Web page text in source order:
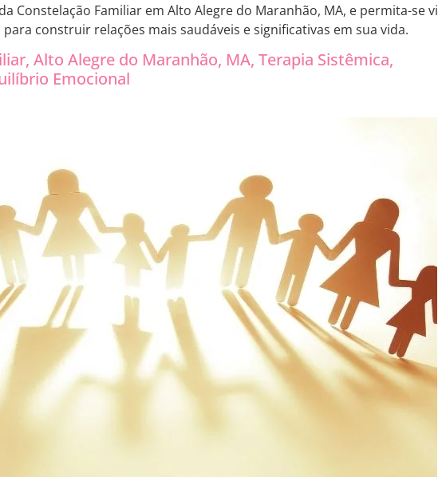
Constelação Familiar em Alto Alegre do Maranhão, MA, e permita-se
construir relações mais saudáveis e significativas em sua vida.
Alto Alegre do Maranhão, MA, Terapia Sistêmica,
Emocional